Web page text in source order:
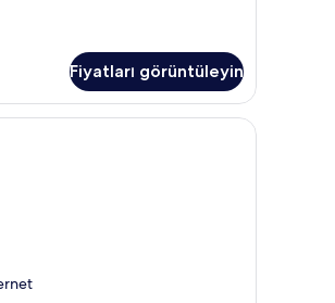
Fiyatları görüntüleyin
Kaliteli yatak takımı, Select Comfort yatak, ses